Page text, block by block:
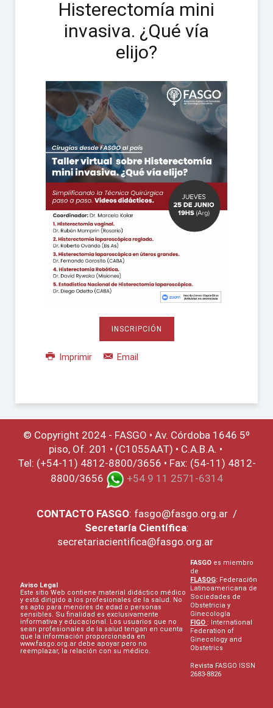
Histerectomía mini
invasiva. ¿Qué vía
elijo?
INSCRIPCIÓN
Imprimir Email
© Copyright 2024 - FASGO • Av. Córdoba 1646 5º
piso, Of. 201 • (C1055AAT) • C.A.B.A. •
Tel: (+54-11) 4812-8800/3656 • Fax: (54-11) 4812-
8800/3656
+54 9 11 2571-6314
CONTACTO FASGO: fasgo@fasgo.org.ar/
Secretaría Científica:
secretariacientifica@fasgo.org.ar
Aviso Legal
Este sitio Web contiene material didáctico médico
y está dirigido a los profesionales de la salud. No
es apto para menores de edad o personas
sensibles. Su finalidad es exclusivamente
informativa y educacional. Los usuarios que no
sean profesionales de la salud tengan en cuenta
que la información proporcionada en
www.fasgo.org.ar debe apoyar pero no
reemplazar, la relación con su médico.
FASGO es miembro
de
FLASOG: Federación
Latinoamericana de
Sociedades de
Obstetricia y
Ginecología
FIGO : International
Federation of
Ginecology and
Obstetrics
Revista FASGO ISSN
2683-8826